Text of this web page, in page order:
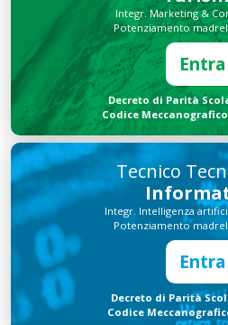
Integr. Marketing &
Potenziamento
Entra
Decreto di Parità
Codice
Tecnico
Integr. Intelligenza
Potenziamento
Entra
Decreto di Parità
Codice